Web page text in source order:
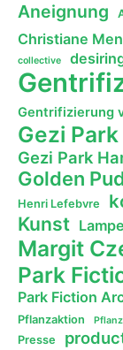
Aneignung
Christiane
collective
Gentrifizierung
Gezi
Gezi Park
Golden
Henri Lefebvre
Kunst
Margit
Park
Park Fiction
Pflanzaktion
Presse